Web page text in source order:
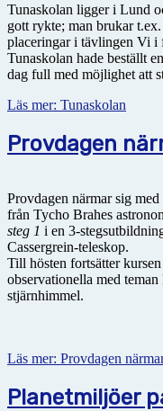
Tunaskolan ligger i Lund
gott rykte; man brukar
placeringar i tävlingen Vi i
Tunaskolan hade beställt
dag full med möjlighet att
Läs mer: Tunaskolan
Provdagen
Provdagen närmar sig
från Tycho Brahes
steg 1 i en 3-
Cassergrein-teleskop.
Till hösten fortsätter kursen
observationella med
stjärnhimmel.
Läs mer: Provdagen
Planetmiljöer